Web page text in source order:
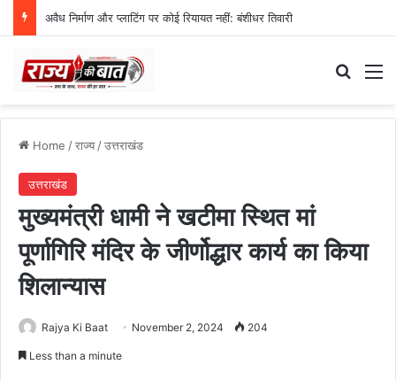
अवैध निर्माण और प्लाटिंग पर कोई रियायत नहीं: बंशीधर तिवारी
Home /राज्य/उत्तराखंड
उत्तराखंड
मुख्यमंत्री धामी ने खटीमा स्थित मां
पूर्णागिरि मंदिर के जीर्णोद्धार कार्य का किया
शिलान्यास
Rajya Ki Baat November 2, 2024 204
Less than a minute